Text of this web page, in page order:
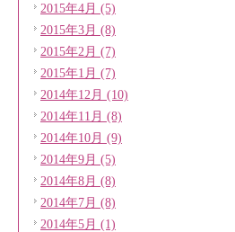
2015年4月 (5)
2015年3月 (8)
2015年2月 (7)
2015年1月 (7)
2014年12月 (10)
2014年11月 (8)
2014年10月 (9)
2014年9月 (5)
2014年8月 (8)
2014年7月 (8)
2014年5月 (1)